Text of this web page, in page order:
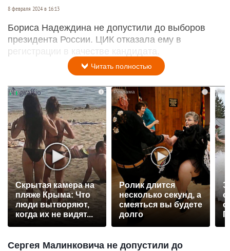
8 февраля 2024 в 16:13
Бориса Надеждина не допустили до выборов
президента России. ЦИК отказала ему в
регистрации в качестве кандидата.
Читать полностью
i
Скрытая камера на
пляже Крыма: Что
люди вытворяют,
когда их не видят...
Ролик длится
несколько секунд, а
смеяться вы будете
долго
Сергея Малинковича не допустили до